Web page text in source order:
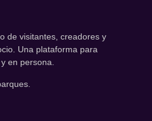
de visitantes, creadores y
Una plataforma para
en persona.